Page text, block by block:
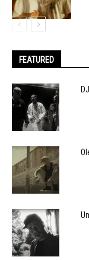
FEATURED